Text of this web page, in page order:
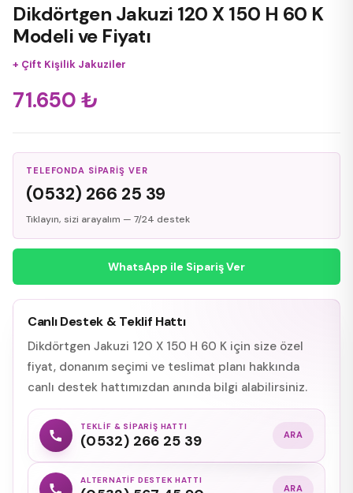
Dikdörtgen Jakuzi 120 X 150 H 60 K
Modeli ve Fiyatı
+ Çift Kişilik Jakuziler
71.650 ₺
TELEFONDA SIPARIŞ VER
(0532) 266 25 39
Tıklayın, sizi arayalım — 7/24 destek
WhatsApp ile Sipariş Ver
Canlı Destek & Teklif Hattı
Dikdörtgen Jakuzi 120 X 150 H 60 K için size özel
fiyat, donanım seçimi ve teslimat planı hakkında
canlı destek hattımızdan anında bilgi alabilirsiniz.
TEKLIF & SIPARIŞ HATTI
(0532) 266 25 39 ARA
ALTERNATIF DESTEK HATTI
ARA